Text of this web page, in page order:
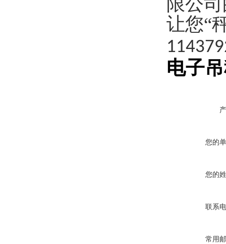
让您“
电子
您的
您的
联系
常用